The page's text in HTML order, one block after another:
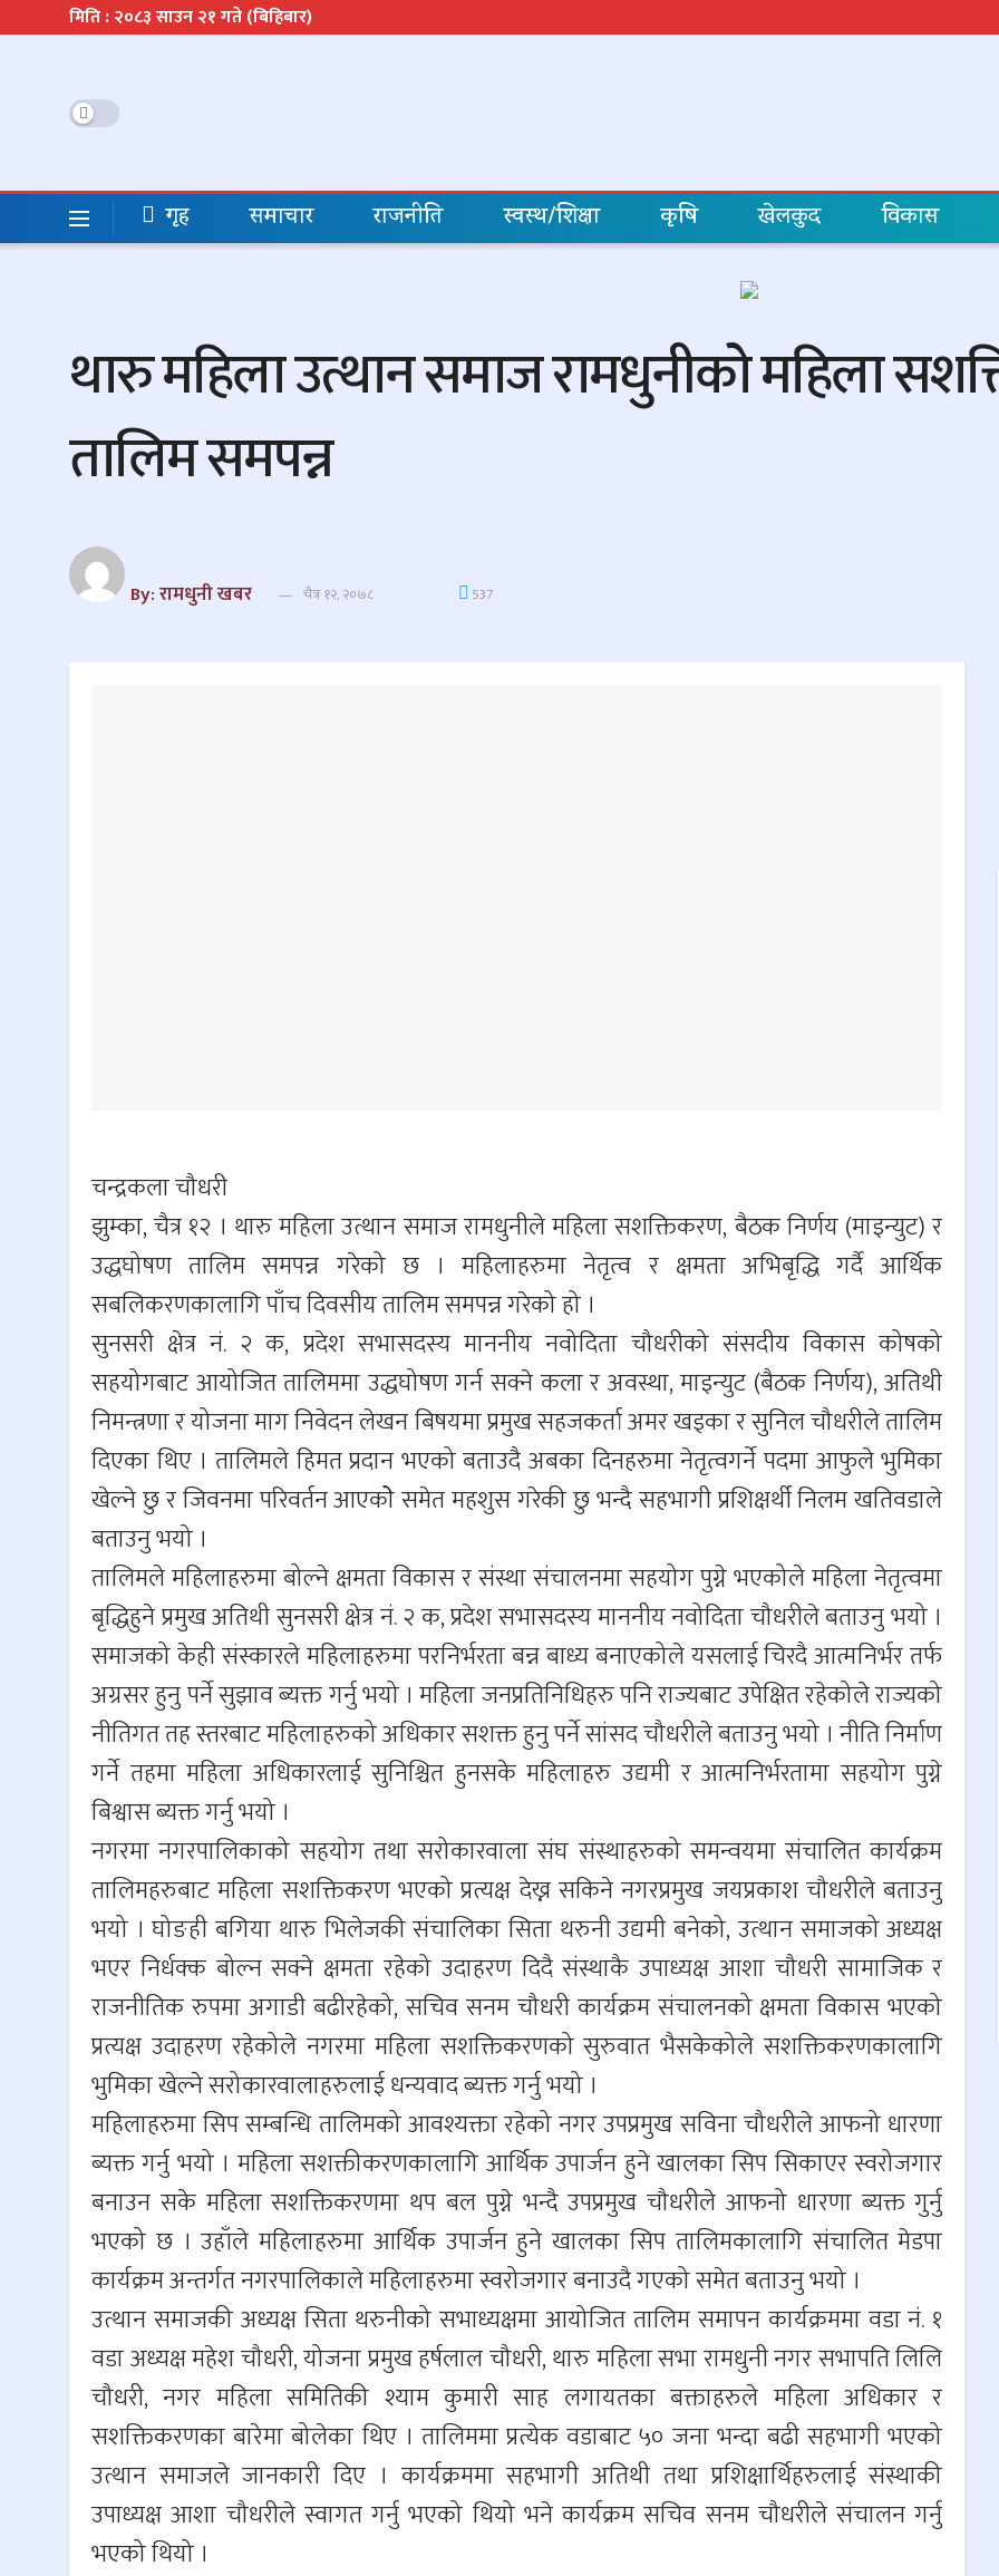
मिति : २०८३ साउन २१ गते (बिहिबार)
गृह समाचार राजनीति स्वस्थ/शिक्षा कृषि खेलकुद विकास
थारु महिला उत्थान समाज रामधुनीको महिला
तालिम समपन्न
By: रामधुनी खबर चैत्र १२, २०७८ 537
चन्द्रकला चौधरी
झुम्का, चैत्र १२ । थारु महिला उत्थान समाज रामधुनीले महिला सशक्तिकरण, बैठक निर्णय (माइन्युट) र
उद्धघोषण तालिम समपन्न गरेको छ । महिलाहरुमा नेतृत्व र क्षमता अभिबृद्धि गर्दै आर्थिक
सबलिकरणकालागि पाँच दिवसीय तालिम समपन्न गरेको हो ।
सुनसरी क्षेत्र नं. २ क, प्रदेश सभासदस्य माननीय नवोदिता चौधरीको संसदीय विकास कोषको
सहयोगबाट आयोजित तालिममा उद्धघोषण गर्न सक्ने कला र अवस्था, माइन्युट (बैठक निर्णय), अतिथी
निमन्त्रणा र योजना माग निवेदन लेखन बिषयमा प्रमुख सहजकर्ता अमर खड्का र सुनिल चौधरीले तालिम
दिएका थिए । तालिमले हिमत प्रदान भएको बताउदै अबका दिनहरुमा नेतृत्वगर्ने पदमा आफुले भुमिका
खेल्ने छु र जिवनमा परिवर्तन आएकोे समेत महशुस गरेकी छु भन्दै सहभागी प्रशिक्षर्थी निलम खतिवडाले
बताउनु भयो ।
तालिमले महिलाहरुमा बोल्ने क्षमता विकास र संस्था संचालनमा सहयोग पुग्ने भएकोले महिला नेतृत्वमा
बृद्धिहुने प्रमुख अतिथी सुनसरी क्षेत्र नं. २ क, प्रदेश सभासदस्य माननीय नवोदिता चौधरीले बताउनु भयो ।
समाजको केही संस्कारले महिलाहरुमा परनिर्भरता बन्न बाध्य बनाएकोले यसलाई चिरदै आत्मनिर्भर तर्फ
अग्रसर हुनु पर्ने सुझाव ब्यक्त गर्नु भयो । महिला जनप्रतिनिधिहरु पनि राज्यबाट उपेक्षित रहेकोले राज्यको
नीतिगत तह स्तरबाट महिलाहरुको अधिकार सशक्त हुनु पर्ने सांसद चौधरीले बताउनु भयो । नीति निर्माण
गर्ने तहमा महिला अधिकारलाई सुनिश्चित हुनसके महिलाहरु उद्यमी र आत्मनिर्भरतामा सहयोग पुग्ने
बिश्वास ब्यक्त गर्नु भयो ।
नगरमा नगरपालिकाको सहयोग तथा सरोकारवाला संघ संस्थाहरुको समन्वयमा संचालित कार्यक्रम
तालिमहरुबाट महिला सशक्तिकरण भएको प्रत्यक्ष देख्न सकिने नगरप्रमुख जयप्रकाश चौधरीले बताउनु
भयो । घोङही बगिया थारु भिलेजकी संचालिका सिता थरुनी उद्यमी बनेको, उत्थान समाजको अध्यक्ष
भएर निर्धक्क बोल्न सक्ने क्षमता रहेको उदाहरण दिदै संस्थाकै उपाध्यक्ष आशा चौधरी सामाजिक र
राजनीतिक रुपमा अगाडी बढीरहेको, सचिव सनम चौधरी कार्यक्रम संचालनको क्षमता विकास भएको
प्रत्यक्ष उदाहरण रहेकोले नगरमा महिला सशक्तिकरणको सुरुवात भैसकेकोले सशक्तिकरणकालागि
भुमिका खेल्ने सरोकारवालाहरुलाई धन्यवाद ब्यक्त गर्नु भयो ।
महिलाहरुमा सिप सम्बन्धि तालिमको आवश्यक्ता रहेको नगर उपप्रमुख सविना चौधरीले आफनो धारणा
ब्यक्त गर्नु भयो । महिला सशक्तीकरणकालागि आर्थिक उपार्जन हुने खालका सिप सिकाएर स्वरोजगार
बनाउन सके महिला सशक्तिकरणमा थप बल पुग्ने भन्दै उपप्रमुख चौधरीले आफनो धारणा ब्यक्त गुर्नु
भएको छ । उहाँले महिलाहरुमा आर्थिक उपार्जन हुने खालका सिप तालिमकालागि संचालित मेडपा
कार्यक्रम अन्तर्गत नगरपालिकाले महिलाहरुमा स्वरोजगार बनाउदै गएको समेत बताउनु भयो ।
उत्थान समाजकी अध्यक्ष सिता थरुनीको सभाध्यक्षमा आयोजित तालिम समापन कार्यक्रममा वडा नं. १
वडा अध्यक्ष महेश चौधरी, योजना प्रमुख हर्षलाल चौधरी, थारु महिला सभा रामधुनी नगर सभापति लिलि
चौधरी, नगर महिला समितिकी श्याम कुमारी साह लगायतका बक्ताहरुले महिला अधिकार र
सशक्तिकरणका बारेमा बोलेका थिए । तालिममा प्रत्येक वडाबाट ५० जना भन्दा बढी सहभागी भएको
उत्थान समाजले जानकारी दिए । कार्यक्रममा सहभागी अतिथी तथा प्रशिक्षार्थिहरुलाई संस्थाकी
उपाध्यक्ष आशा चौधरीले स्वागत गर्नु भएको थियो भने कार्यक्रम सचिव सनम चौधरीले संचालन गर्नु
भएको थियो ।